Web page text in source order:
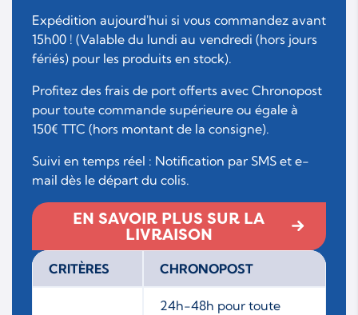
Expédition aujourd'hui si vous commandez avant
15h00 ! (Valable du lundi au vendredi (hors jours
fériés) pour les produits en stock).
Profitez des frais de port offerts avec Chronopost
pour toute commande supérieure ou égale à
150€ TTC (hors montant de la consigne).
Suivi en temps réel : Notification par SMS et e-
mail dès le départ du colis.
EN SAVOIR PLUS SUR LA
LIVRAISON
CRITÈRES CHRONOPOST
24h-48h pour toute